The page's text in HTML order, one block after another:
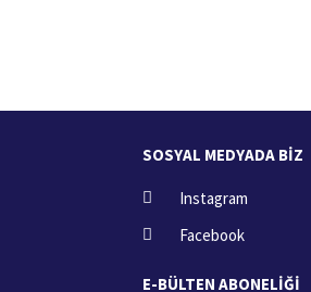
SOSYAL MEDYADA BİZ
Instagram
Facebook
E-BÜLTEN ABONELİĞİ